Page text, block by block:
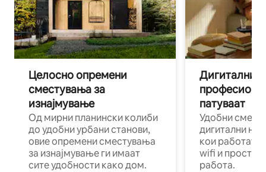
Целосно опремени
сместувања за
изнајмување
Од мирни планински колиби
до удобни урбани станови,
овие опремени сместувања
за изнајмување ги имаат
сите удобности како дом.
Дигитални
патуваат
Удобни
дигитални
кои работат
wifi и
работа.